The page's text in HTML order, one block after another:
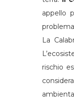
appello
La
rischio